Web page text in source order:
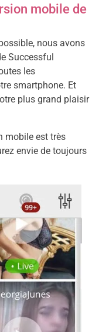
mobile de
nous avons
Successful
les
smartphone. Et
plus grand plaisir
mobile est très
envie de toujours